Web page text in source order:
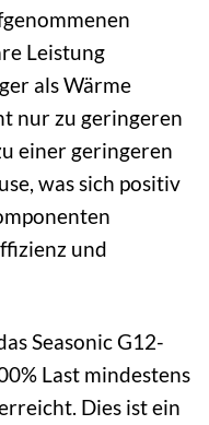
Leistung
als Wärme
nur zu geringeren
einer geringeren
was sich positiv
und
Seasonic G12-
Last mindestens
Dies ist ein